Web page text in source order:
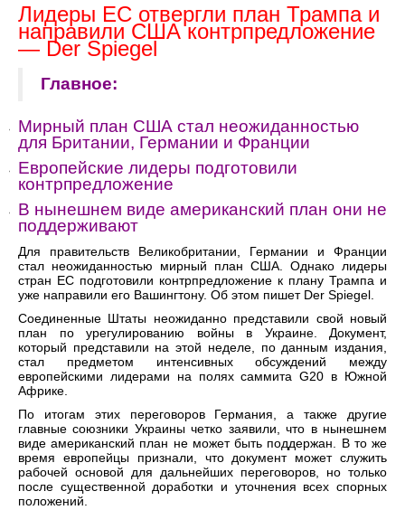
Лидеры ЕС отвергли план Трампа и
направили США контрпредложение
— Der Spiegel
Главное:
Мирный план США стал неожиданностью
для Британии, Германии и Франции
Европейские лидеры подготовили
контрпредложение
В нынешнем виде американский план они не
поддерживают
Для правительств Великобритании, Германии и Франции
стал неожиданностью мирный план США. Однако лидеры
стран ЕС подготовили контрпредложение к плану Трампа и
уже направили его Вашингтону. Об этом пишет Der Spiegel.
Соединенные Штаты неожиданно представили свой новый
план по урегулированию войны в Украине. Документ,
который представили на этой неделе, по данным издания,
стал предметом интенсивных обсуждений между
европейскими лидерами на полях саммита G20 в Южной
Африке.
По итогам этих переговоров Германия, а также другие
главные союзники Украины четко заявили, что в нынешнем
виде американский план не может быть поддержан. В то же
время европейцы признали, что документ может служить
рабочей основой для дальнейших переговоров, но только
после существенной доработки и уточнения всех спорных
положений.